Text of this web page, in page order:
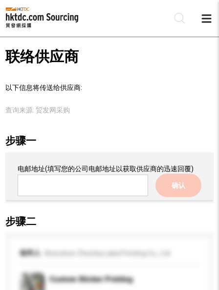
联络供应商
以下信息将传送给供应商:
查询来源: 贸发网采购
步骤一
电邮地址(填写您的公司电邮地址以获取供应商的迅速回覆)
确认
步骤二
收件人
Custom Sticker Printing